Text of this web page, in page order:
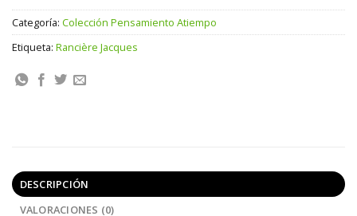
Categoría: Colección Pensamiento Atiempo
Etiqueta: Rancière Jacques
DESCRIPCIÓN
VALORACIONES (0)